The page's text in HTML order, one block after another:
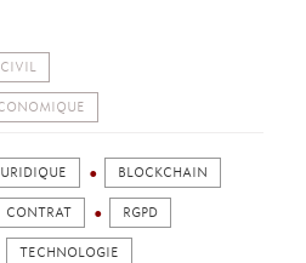
BLOCKCHAIN
CONTRAT RGPD
TECHNOLOGIE